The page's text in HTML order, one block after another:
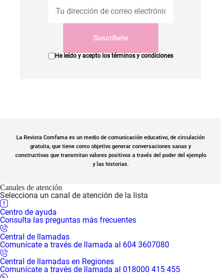
Suscríbete
He leído y acepto los términos y condiciones
La Revista Comfama es un medio de comunicación educativo, de circulación
gratuita, que tiene como objetivo generar conversaciones sanas y
constructivas que transmitan valores positivos a través del poder del ejemplo
y las historias.
Canales de atención
Selecciona un canal de atención de la lista
Centro de ayuda
Consulta las preguntas más frecuentes
Central de llamadas
Comunícate a través de llamada al 604 3607080
Central de llamadas en Regiones
Comunícate a través de llamada al 018000 415 455